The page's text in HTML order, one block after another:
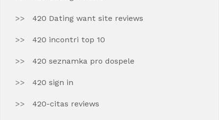
420 Dating want site reviews
420 incontri top 10
420 seznamka pro dospele
420 sign in
420-citas reviews